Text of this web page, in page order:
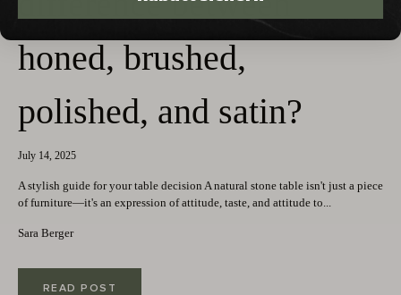
honed, brushed,
polished, and satin?
July 14, 2025
A stylish guide for your table decision A natural stone table isn't just a piece
of furniture—it's an expression of attitude, taste, and attitude to...
Sara Berger
READ POST